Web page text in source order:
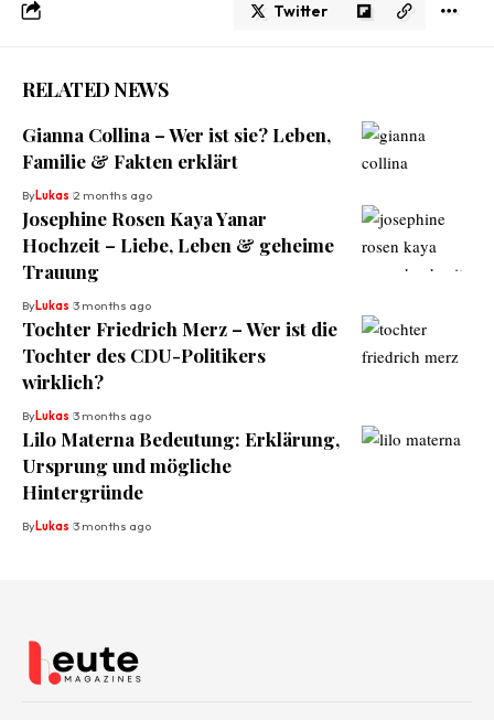
Twitter
RELATED NEWS
Gianna Collina – Wer ist sie? Leben,
Familie & Fakten erklärt
ByLukas 2 months ago
Josephine Rosen Kaya Yanar
Hochzeit – Liebe, Leben & geheime
Trauung
ByLukas 3 months ago
Tochter Friedrich Merz – Wer ist die
Tochter des CDU-Politikers
wirklich?
ByLukas 3 months ago
Lilo Materna Bedeutung: Erklärung,
Ursprung und mögliche
Hintergründe
ByLukas 3 months ago